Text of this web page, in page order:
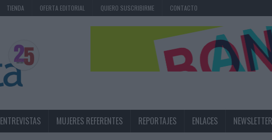
TIENDA OFERTA EDITORIAL QUIERO SUSCRIBIRME CONTACTO
ENTREVISTAS MUJERES REFERENTES REPORTAJES ENLACES NEWSLETTER